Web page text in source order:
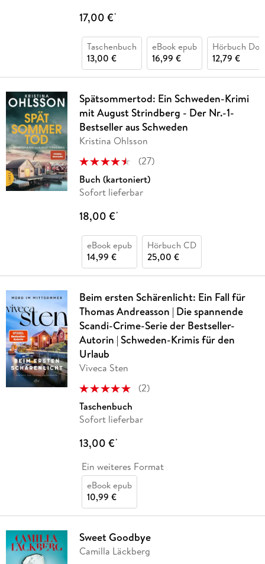
17,00 €*
Taschenbuch
13,00 €
eBook epub
16,99 €
Hörbuch
12,79 €
Spätsommertod: Ein Schweden-Krimi
mit August Strindberg - Der Nr.-1-
Bestseller aus Schweden
Kristina Ohlsson
(27)
Buch (kartoniert)
Sofort lieferbar
18,00 €*
eBook epub
14,99 €
Hörbuch CD
25,00 €
Beim ersten Schärenlicht: Ein Fall für
Thomas Andreasson | Die spannende
Scandi-Crime-Serie der Bestseller-
Autorin | Schweden-Krimis für den
Urlaub
Viveca Sten
(2)
Taschenbuch
Sofort lieferbar
13,00 €*
Ein weiteres Format
eBook epub
10,99 €
Sweet Goodbye
Camilla Läckberg